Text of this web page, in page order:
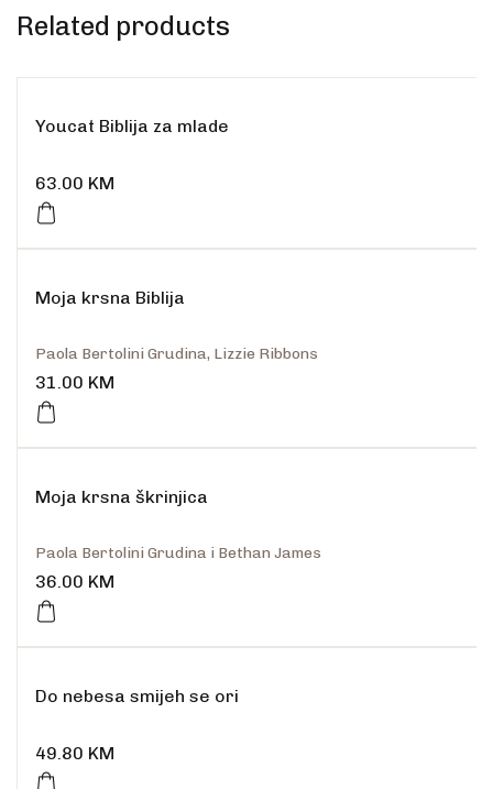
Related products
Youcat Biblija za mlade
63.00 KM
Moja krsna Biblija
Paola Bertolini Grudina, Lizzie Ribbons
31.00 KM
Moja krsna škrinjica
Paola Bertolini Grudina i Bethan James
36.00 KM
Do nebesa smijeh se ori
49.80 KM